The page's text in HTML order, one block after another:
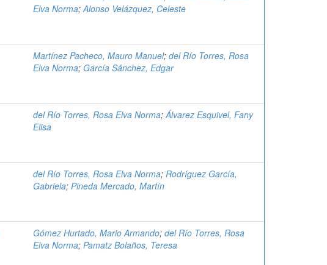
Elva Norma;Alonso Velázquez, Celeste
Martínez Pacheco, Mauro Manuel; del Río Torres, Rosa
Elva Norma; García Sánchez, Edgar
del Río Torres, Rosa Elva Norma;Álvarez Esquivel, Fany
Elisa
del Río Torres, Rosa Elva Norma; Rodríguez García,
Gabriela; Pineda Mercado, Martín
Gómez Hurtado, Mario Armando; del Río Torres, Rosa
Elva Norma; Pamatz Bolaños, Teresa